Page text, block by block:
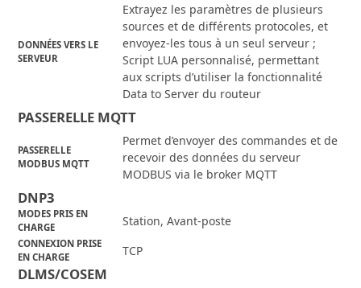
DONNÉES VERS LE
SERVEUR
Extrayez les paramètres de plusieurs
sources et de différents protocoles, et
envoyez-les tous à un seul serveur ;
Script LUA personnalisé, permettant
aux scripts d’utiliser la fonctionnalité
Data to Server du routeur
PASSERELLE MQTT
PASSERELLE
MODBUS MQTT
Permet d’envoyer des commandes et de
recevoir des données du serveur
MODBUS via le broker MQTT
DNP3
MODES PRIS EN
CHARGE
Station, Avant-poste
CONNEXION PRISE
EN CHARGE
TCP
DLMS/COSEM